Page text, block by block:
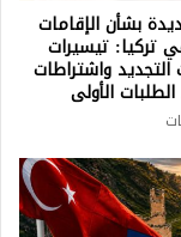
بشأن الإقامات
تركيا: تيسيرات
واشتراطات
الأولى